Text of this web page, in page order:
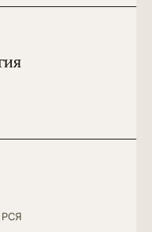
РСЯ